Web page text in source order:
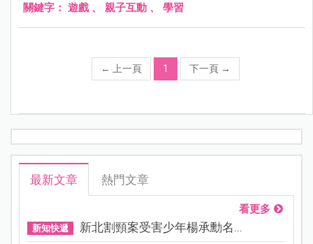
關鍵字： 遊戲、 親子互動 、 學習
← 上一頁 1 下一頁 →
最新文章 熱門文章
看更多
新知快遞 新北割頸案受害少年楊承勳名...